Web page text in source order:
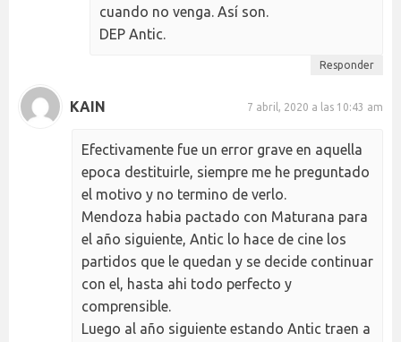
cuando no venga. Así son.
DEP Antic.
Responder
KAIN 7 abril, 2020 a las 10:43 am
Efectivamente fue un error grave en aquella
epoca destituirle, siempre me he preguntado
el motivo y no termino de verlo.
Mendoza habia pactado con Maturana para
el año siguiente, Antic lo hace de cine los
partidos que le quedan y se decide continuar
con el, hasta ahi todo perfecto y
comprensible.
Luego al año siguiente estando Antic traen a